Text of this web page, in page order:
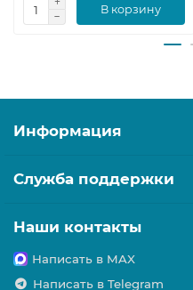
В корзину
Информация
Служба поддержки
Наши контакты
Написать в MAX
Написать в Telegram